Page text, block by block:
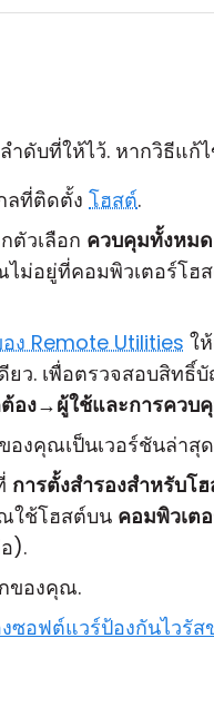
ดับที่ให้ไว้. หากวิธีแก้
ลที่ติดตั้ง โฮสต์.
ตัวเลือก ควบคุมทั้งหมด
ม่อยู่ที่คอมพิวเตอร์โฮ
ง Remote Utilities ใ
ยว. เพื่อตรวจสอบสิท
อง→ผู้ใช้และการควบ
งคุณเป็นเวอร์ชันล่าสุ
การตั้งสำรองสำหรับโ
ใช้โฮสต์บน คอมพิวเต
).
ของคุณ.
ซอฟต์แวร์ป้องกันไวรั